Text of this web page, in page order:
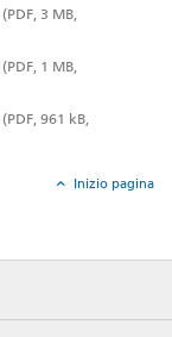
(PDF, 3 MB,
(PDF, 1 MB,
(PDF, 961 kB,
Inizio pagina